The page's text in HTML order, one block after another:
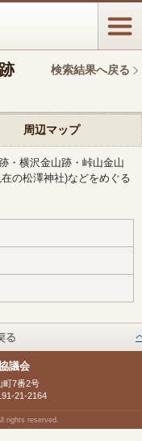
検索結果へ戻る
周辺マップ
・横沢金山跡・峠山金山
の松澤神社)などをめぐる
議会
町7番2号
21-2164
rights reserved.